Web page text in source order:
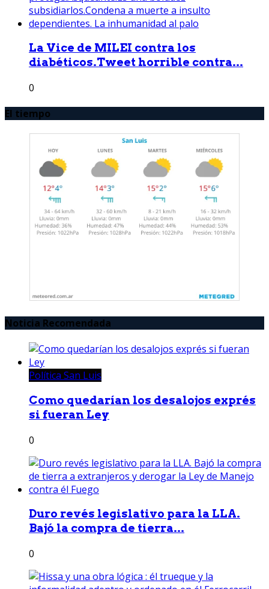
La Vice de MILEI contra los
diabéticos.Tweet horrible contra...
0
El tiempo
Noticia Recomendada
Política San Luis
Como quedarían los desalojos exprés
si fueran Ley
0
Duro revés legislativo para la LLA.
Bajó la compra de tierra...
0